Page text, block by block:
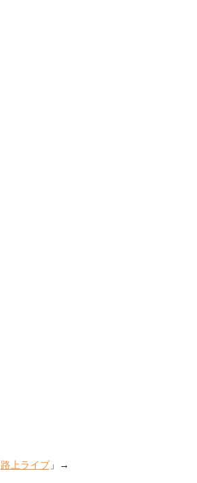
路上ライブ」→